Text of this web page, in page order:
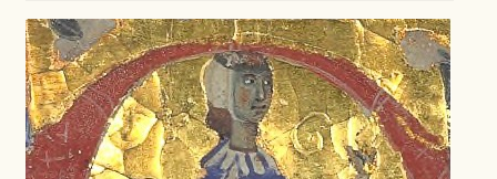
Contact
Mon compte